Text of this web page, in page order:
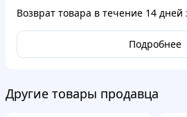
Возврат товара в течение 14 дней
Подробнее
Другие товары продавца